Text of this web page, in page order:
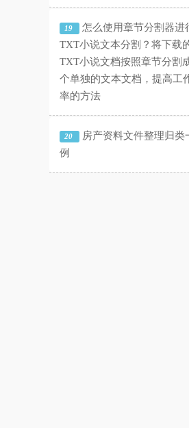
19
怎么使用章节分割器进
TXT小说文本分割？将下载
TXT小说文档按照章节分割
个单独的文本文档，提高工
率的方法
20
房产资料文件整理归类
例